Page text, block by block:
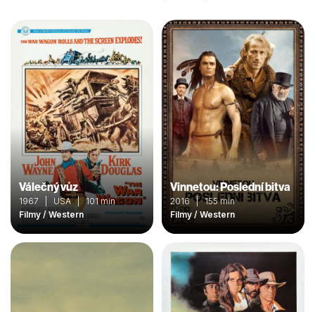
Válečný vůz
1967 | USA | 101 min
Filmy / Western
Vinnetou: Poslední bitva
2016 | 155 min
Filmy / Western